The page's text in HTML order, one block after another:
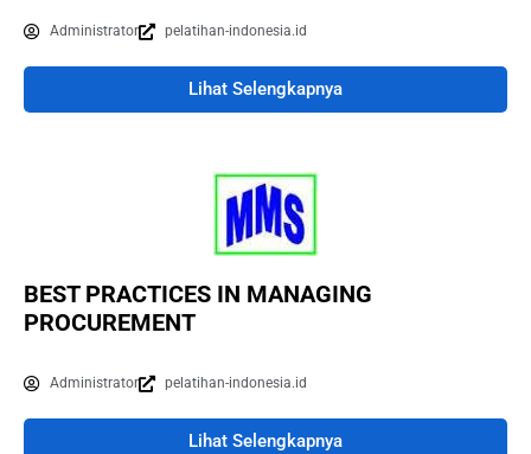
Administrator pelatihan-indonesia.id
Lihat Selengkapnya
BEST PRACTICES IN MANAGING
PROCUREMENT
Administrator pelatihan-indonesia.id
Lihat Selengkapnya